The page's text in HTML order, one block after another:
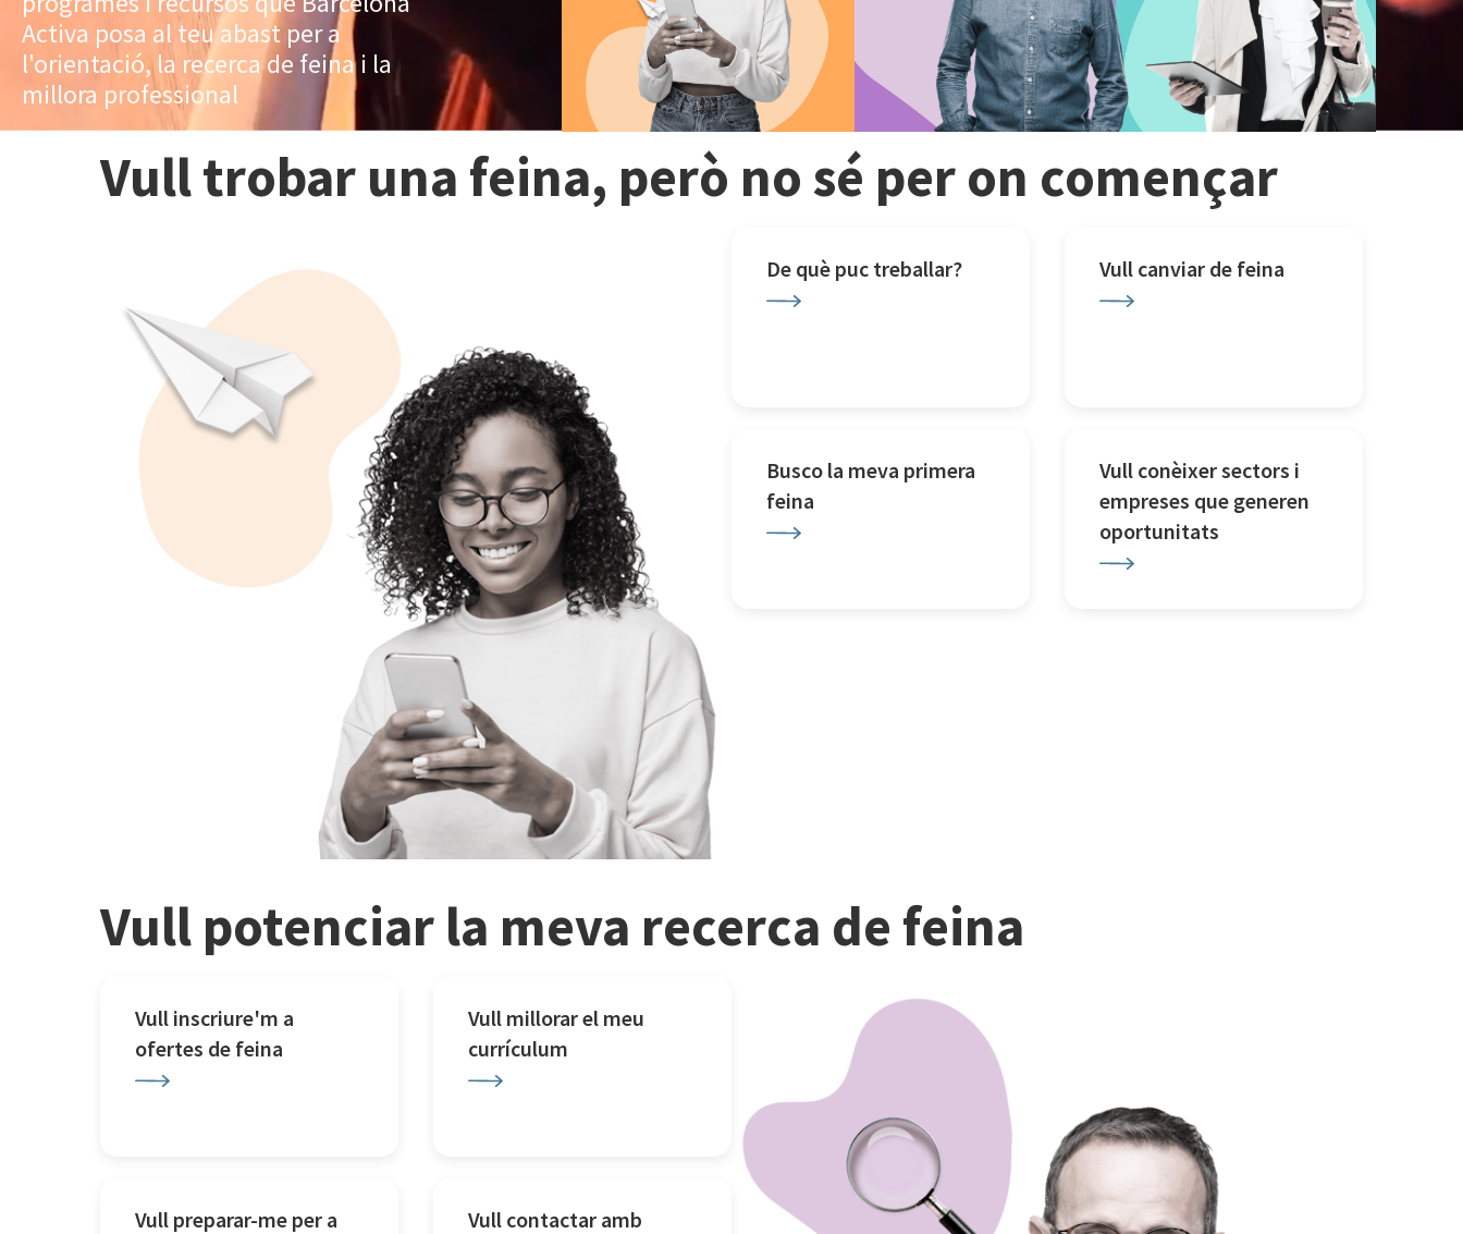
Activa posa al teu abast per a
l'orientació, la recerca de feina i la
millora professional
Vull trobar una feina, però no sé per on començar
De què puc treballar? Vull canviar de feina
Busco la meva primera
feina
Vull conèixer sectors i
empreses que generen
oportunitats
Vull potenciar la meva recerca de feina
Vull inscriure'm a
ofertes de feina
Vull millorar el meu
currículum
Vull preparar-me per a
Vull contactar amb